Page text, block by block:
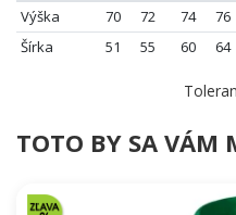
Výška 70 72 74 76
Šírka
51 55 60 64
TOTO BY SA VÁM